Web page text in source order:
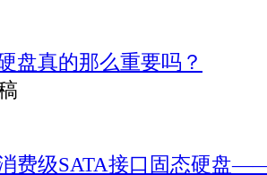
盘真的那么重要吗？
费级SATA接口固态硬盘